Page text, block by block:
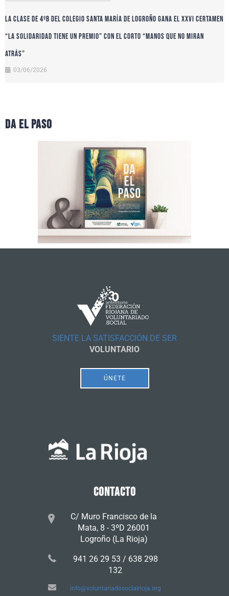
La clase de 4ºB del colegio Santa María de Logroño gana el XXVI certamen
“La solidaridad tiene un premio” con el corto “Manos que no miran
atrás”
03/06/2026
da el paso
SIENTE LA SATISFACCIÓN DE SER
VOLUNTARIO
ÚNETE
CONTACTO
C/ Muro Francisco de la
Mata, 8 - 3ºD 26001
Logroño (La Rioja)
941 26 29 53 / 638 298
132
info@voluntariadosocialrioja.org